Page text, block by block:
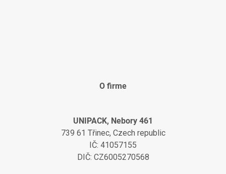
O firme
UNIPACK, Nebory 461
739 61 Třinec, Czech republic
IČ: 41057155
DIČ: CZ6005270568